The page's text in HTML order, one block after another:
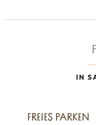
IN
FREIES PARKEN